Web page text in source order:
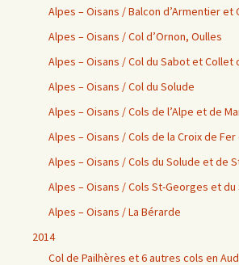
Alpes – Oisans / Balcon d’Armentier et
Alpes – Oisans / Col d’Ornon, Oulles
Alpes – Oisans / Col du Sabot et Collet
Alpes – Oisans / Col du Solude
Alpes – Oisans / Cols de l’Alpe et de
Alpes – Oisans / Cols de la Croix de
Alpes – Oisans / Cols du Solude et de
Alpes – Oisans / Cols St-Georges et
Alpes – Oisans / La Bérarde
2014
Col de Pailhères et 6 autres cols en